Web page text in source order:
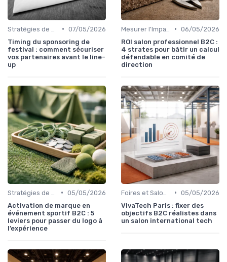
• 07/05/2026
Timing du sponsoring de
festival : comment sécuriser
vos partenaires avant le line-
up
• 06/05/2026
ROI salon professionnel B2C :
4 strates pour bâtir un calcul
défendable en comité de
direction
• 05/05/2026
Activation de marque en
événement sportif B2C : 5
leviers pour passer du logo à
l’expérience
• 05/05/2026
VivaTech Paris : fixer des
objectifs B2C réalistes dans
un salon international tech